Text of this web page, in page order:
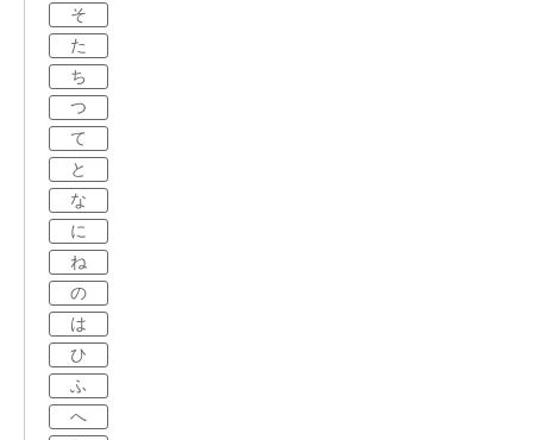
そ
た
ち
つ
て
と
な
に
ね
の
は
ひ
ふ
へ